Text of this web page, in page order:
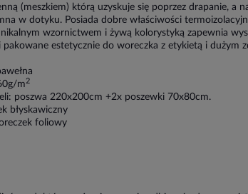
(meszkiem) którą uzyskuje się poprzez drapanie, a
w dotyku. Posiada dobre właściwości
wzornictwem i żywą kolorystyką zapewnia
pakowane estetycznie do woreczka z etykietą i dużym
m 2
poszwa 220x200cm +2x poszewki 70x80cm.
błyskawiczny
foliowy